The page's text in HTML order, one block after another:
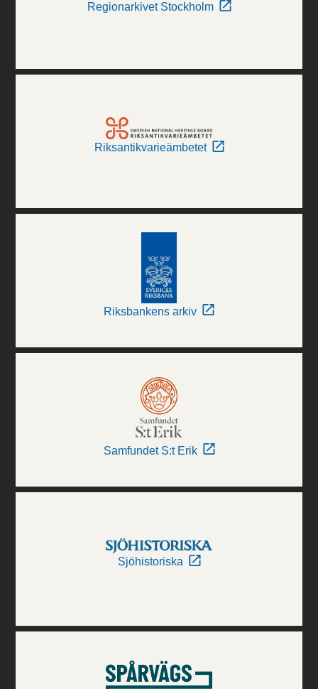
Regionarkivet Stockholm
Riksantikvarieämbetet
Riksbankens arkiv
Samfundet S:t Erik
Sjöhistoriska